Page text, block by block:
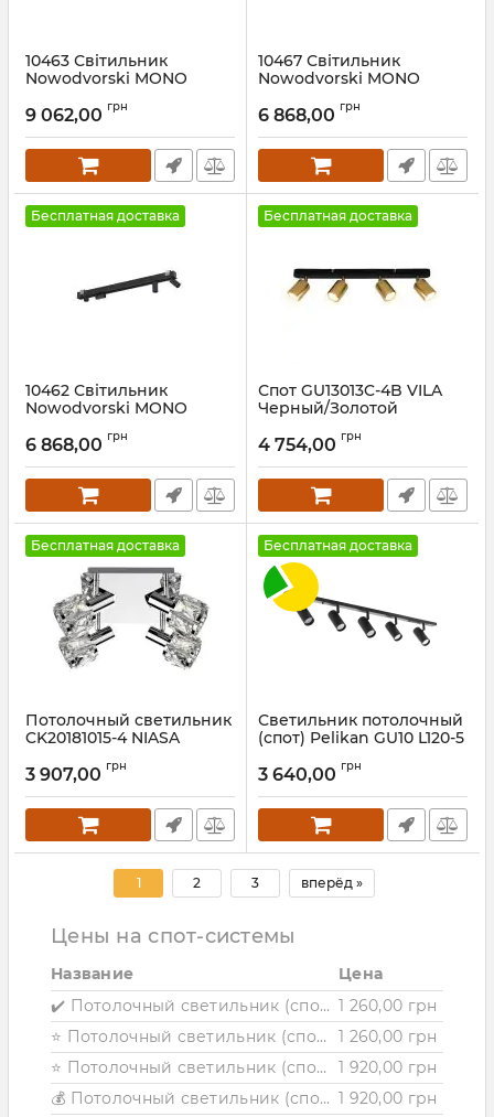
10463 Світильник
Nowodvorski MONO
Артикул:10463
9 062,00 грн
10467 Світильник
Nowodvorski MONO
Артикул:10467
6 868,00 грн
Бесплатная доставка
10462 Світильник
Nowodvorski MONO
Артикул:10462
6 868,00 грн
Бесплатная доставка
Спот GU13013C-4B VILA
Черный/Золотой
4 754,00 грн
Бесплатная доставка
Потолочный светильник
CK20181015-4 NIASA
3 907,00 грн
Бесплатная доставка
Светильник потолочный
(спот) Pelikan GU10 L120-5
Артикул:1251811
3 640,00 грн
1 2 3 вперёд »
Цены на спот-системы
Название
Цена
✔️ Потолочный светильник (спот) Chime L60-4 Black 1 260,00 грн
⭐ Потолочный светильник (спот) Chime L60-4 White
1 260,00 грн
⭐ Потолочный светильник (спот) Chime L110-4 Black
1 920,00 грн
💰 Потолочный светильник (спот) Chime L110-4 White 1 920,00 грн